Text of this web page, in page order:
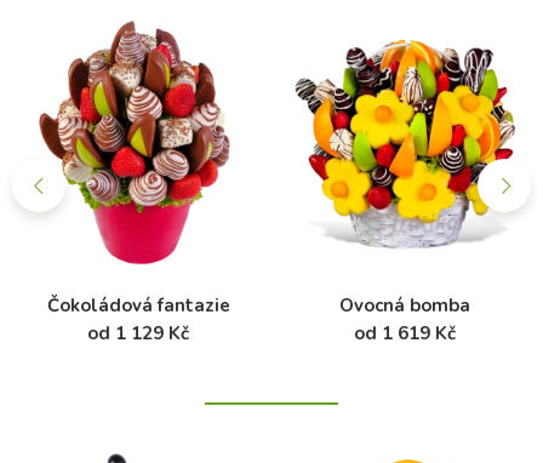
Čokoládová fantazie
od 1 129 Kč
Ovocná bomba
od 1 619 Kč